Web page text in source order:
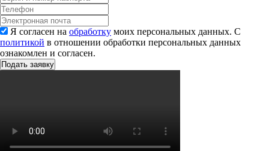
Я согласен на обработку моих персональных данных. С
политикой в отношении обработки персональных данных
ознакомлен и согласен.